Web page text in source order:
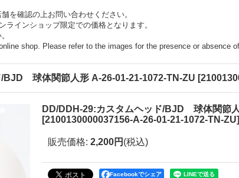
を確認の上お問い合わせください。
ラインショップ限定での価格となります。
shop. Please refer to the images for the presence or absence
/BJD 球体関節人形 A-26-01-21-1072-TN-ZU [
DD/DDH-29:カスタムヘッド/BJD 球体関節
[2100130000037156-A-26-01-21-1072-TN-ZU]
販売価格: 2,200円 (税込)
Facebookでシェア